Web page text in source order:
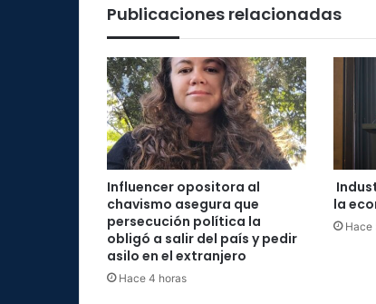
Publicaciones relacionadas
Influencer opositora al
chavismo asegura que
persecución política la
obligó a salir del país y pedir
asilo en el extranjero
Hace 4 horas
la
Hace